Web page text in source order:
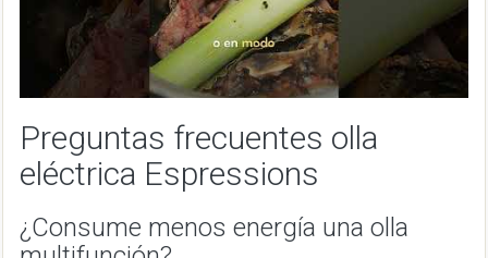
Preguntas frecuentes olla
eléctrica Espressions
¿Consume menos energía una olla